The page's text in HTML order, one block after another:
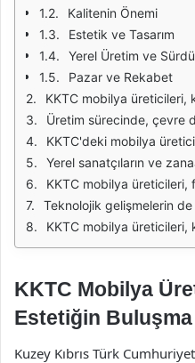
Kalitenin Önemi
Estetik ve Tasarım
Yerel Üretim ve
Pazar ve Rekabet
KKTC mobilya üreticileri, kalitenin ve estetiğin birleşimini sunarak, hem yerel hem de uluslararası pazarda dikkat çekmektedir. Bu üreticiler, geleneksel el işçiliğini modern
Üretim sürecinde, çevre dostu yöntemlerin benimsenmesi de önemli bir yer tutmaktadır. KKTC mobilya üreticileri, sürdürülebilir kaynaklardan elde edilen
KKTC'deki mobilya üreticileri, müşteri memnuniyetine büyük önem vermektedir. Tasarım aşamasından üretim sürecine kadar, müşteri geri bildirimleri dikkate
Yerel sanatçıların ve zanaatkarların katkıları, KKTC mobilya sektörünün zenginliğini artırmaktadır. Geleneksel el işçiliği, modern tasarımlarla
KKTC mobilya üreticileri, fuarlar ve sergiler aracılığıyla ürünlerini tanıtmakta ve uluslararası pazara açılma fırsatları yakalamaktadır. Bu organizasyonlar, yerel
Teknolojik gelişmelerin de etkisiyle, KKTC'deki mobilya üretim süreçleri daha verimli hale gelmektedir. Modern üretim teknikleri ve makineleri, hem
KKTC mobilya üreticileri, kalite ve estetiği bir arada sunarak, hem yerel hem de uluslararası pazarda kendine sağlam bir yer edinmiştir. Geleneksel el
KKTC Mobilya
Estetiğin Buluşma
Kuzey Kıbrıs Türk